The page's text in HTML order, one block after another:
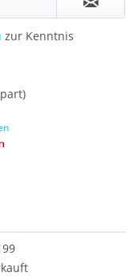
zur Kenntnis